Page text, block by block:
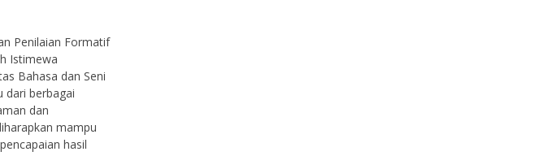
Penilaian Formatif
Istimewa
Bahasa dan Seni
dari berbagai
dan
mampu
hasil